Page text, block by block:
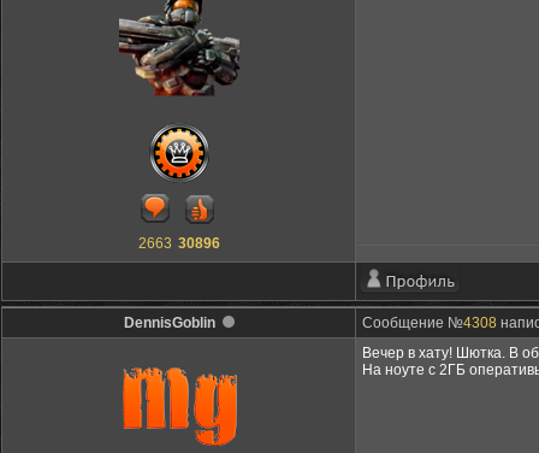
2663 30896
DennisGoblin Сообщение №4308
Вечер в хату! Шютка. В
На ноуте с 2ГБ